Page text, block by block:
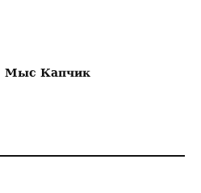
Мыс Капчик